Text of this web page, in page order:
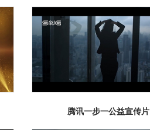
腾讯一步一公益宣传片